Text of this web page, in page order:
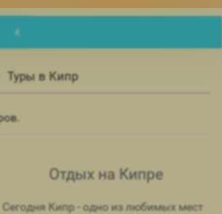
Туры в Кипр
Отдых на Кипре
Сегодня Кипр - одно из любимых мест